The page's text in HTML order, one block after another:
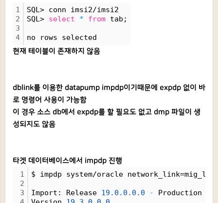
1
2
3
4
SQL> conn imsi2/imsi2
SQL> select * from tab;
no rows selected
현재 테이블이 존재하지 않음
dblink를 이용한 datapump impdp이기때문에 expdp 없이 바
로 명령어 사용이 가능함
이 경우 소스 db에서 expdp를 할 필요도 없고 dmp 파일이 생
성되지도 않음
타겟 데이터베이스에서 impdp 진행
1
2
3
$ impdp system/oracle
Import: Release 19.0.0.0.0 - Production